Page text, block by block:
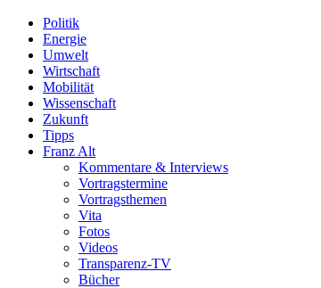
Politik
Energie
Umwelt
Wirtschaft
Mobilität
Wissenschaft
Zukunft
Tipps
Franz Alt
Kommentare & Interviews
Vortragstermine
Vortragsthemen
Vita
Fotos
Videos
Transparenz-TV
Bücher